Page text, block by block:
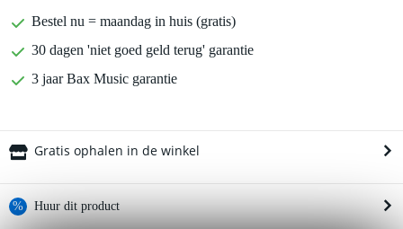
Bestel nu = maandag in huis (gratis)
30 dagen 'niet goed geld terug' garantie
3 jaar Bax Music garantie
Gratis ophalen in de winkel
% Huur dit product